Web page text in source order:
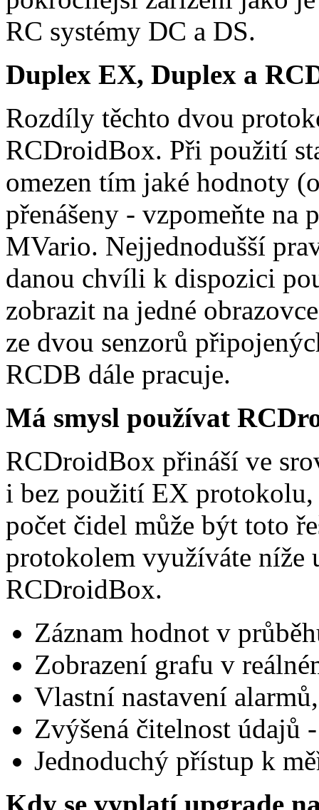
RC systémy DC a DS.
Duplex EX, Duplex a
Rozdíly těchto dvou
RCDroidBox. Při použití
omezen tím jaké hodnoty
přenášeny - vzpomeňte
MVario. Nejjednodušší
danou chvíli k dispozici
zobrazit na jedné
ze dvou senzorů
RCDB dále pracuje.
Má smysl používat
RCDroidBox přináší ve
i bez použití EX protokolu,
počet čidel může být toto
protokolem využíváte níže
RCDroidBox.
Záznam hodnot v
Zobrazení grafu v
Vlastní nastavení
Zvýšená čitelnost údajů
Jednoduchý přístup k
Kdy se vyplatí upgrade